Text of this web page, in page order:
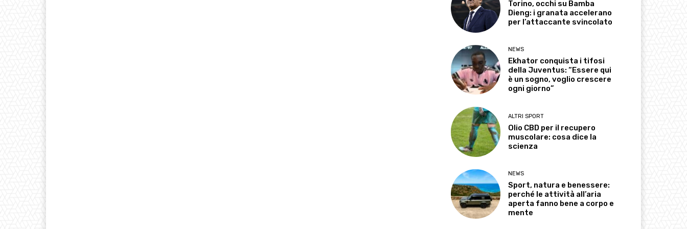
Torino, occhi su Bamba
Dieng: i granata accelerano
per l’attaccante svincolato
NEWS
Ekhator conquista i tifosi
della Juventus: “Essere qui
è un sogno, voglio crescere
ogni giorno”
ALTRI SPORT
Olio CBD per il recupero
muscolare: cosa dice la
scienza
NEWS
Sport, natura e benessere:
perché le attività all’aria
aperta fanno bene a corpo e
mente